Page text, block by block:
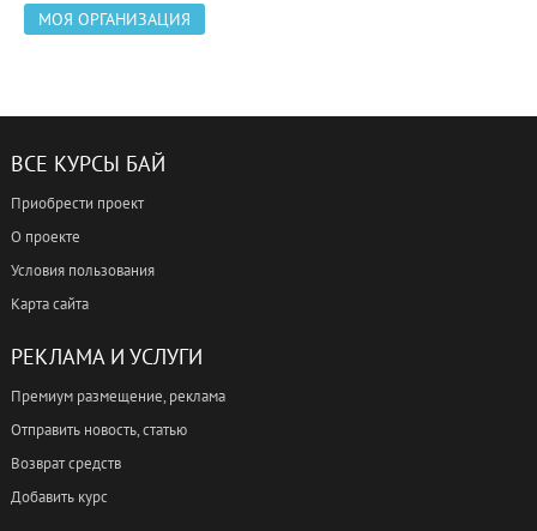
МОЯ ОРГАНИЗАЦИЯ
ВСЕ КУРСЫ БАЙ
Приобрести проект
О проекте
Условия пользования
Карта сайта
РЕКЛАМА И УСЛУГИ
Премиум размещение, реклама
Отправить новость, статью
Возврат средств
Добавить курс